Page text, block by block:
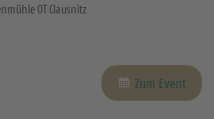
OT Clausnitz
Zum Event